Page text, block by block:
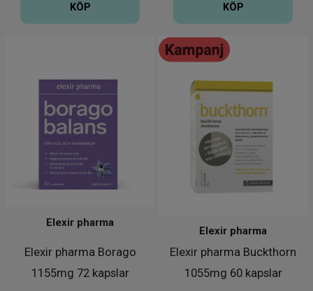
KÖP KÖP
Elexir pharma Borago
1155mg 72 kapslar
Elexir pharma
Elexir pharma Buckthorn
1055mg 60 kapslar
Elexir pharma